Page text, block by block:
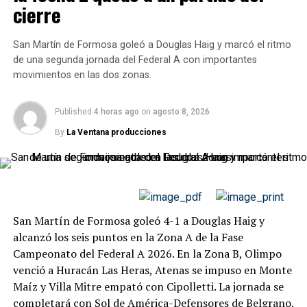
DON'T MISS
crisis
Defensores Unidos vs. Liniers
Talleres (RE) vs. Argentino de Merlo
1-2
Los resultados permitieron que
permanezca en la cima con 54 puntos. Excursionistas y
todavía debe disputar su partido de esta fecha, tiene 52.
Brown frenó a Excursionistas
Brown de Adrogué 1-0
Excursionistas
cierre
San Martín de Formosa goleó a Douglas Haig y marcó el ritmo
de una segunda jornada del Federal A con importantes
movimientos en las dos zonas.
Published 4 horas ago on agosto 8, 2026
By La Ventana producciones
San Martín de Formosa goleó 4-1 a Douglas Haig y
alcanzó los seis puntos en la Zona A de la Fase
Campeonato del Federal A 2026. En la Zona B, Olimpo
venció a Huracán Las Heras, Atenas se impuso en Monte
Maíz y Villa Mitre empató con Cipolletti. La jornada se
completará con Sol de América-Defensores de Belgrano.